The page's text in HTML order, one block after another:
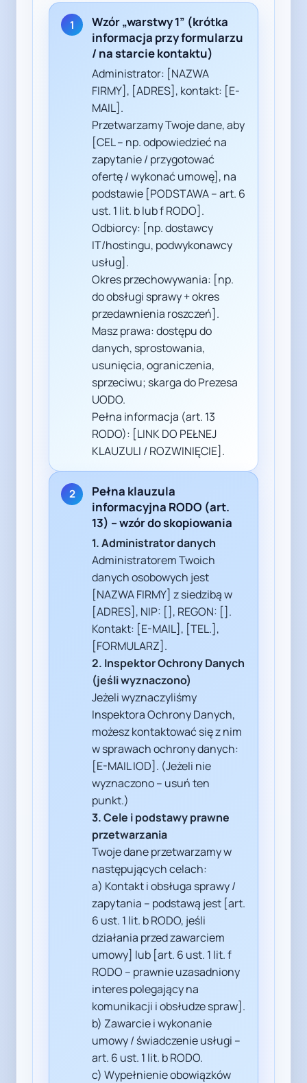
1
Wzór „warstwy 1” (krótka
informacja przy formularzu
/ na starcie kontaktu)
Administrator: [NAZWA
FIRMY], [ADRES], kontakt: [E-
MAIL].
Przetwarzamy Twoje dane, aby
[CEL – np. odpowiedzieć na
zapytanie / przygotować
ofertę / wykonać umowę], na
podstawie [PODSTAWA – art. 6
ust. 1 lit. b lub f RODO].
Odbiorcy: [np. dostawcy
IT/hostingu, podwykonawcy
usług].
Okres przechowywania: [np.
do obsługi sprawy + okres
przedawnienia roszczeń].
Masz prawa: dostępu do
danych, sprostowania,
usunięcia, ograniczenia,
sprzeciwu; skarga do Prezesa
UODO.
Pełna informacja (art. 13
RODO): [LINK DO PEŁNEJ
KLAUZULI / ROZWINIĘCIE].
2
Pełna klauzula
informacyjna RODO (art.
13) – wzór do skopiowania
1. Administrator danych
Administratorem Twoich
danych osobowych jest
[NAZWA FIRMY] z siedzibą w
[ADRES], NIP: [], REGON: [].
Kontakt: [E-MAIL], [TEL.],
[FORMULARZ].
2. Inspektor Ochrony Danych
(jeśli wyznaczono)
Jeżeli wyznaczyliśmy
Inspektora Ochrony Danych,
możesz kontaktować się z nim
w sprawach ochrony danych:
[E-MAIL IOD]. (Jeżeli nie
wyznaczono – usuń ten
punkt.)
3. Cele i podstawy prawne
przetwarzania
Twoje dane przetwarzamy w
następujących celach:
a) Kontakt i obsługa sprawy /
zapytania – podstawą jest [art.
6 ust. 1 lit. b RODO, jeśli
działania przed zawarciem
umowy] lub [art. 6 ust. 1 lit. f
RODO – prawnie uzasadniony
interes polegający na
komunikacji i obsłudze spraw].
b) Zawarcie i wykonanie
umowy / świadczenie usługi –
art. 6 ust. 1 lit. b RODO.
c) Wypełnienie obowiązków